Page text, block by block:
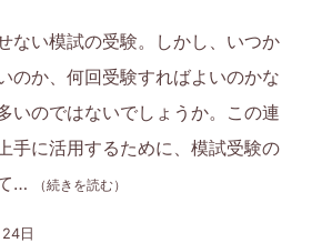
ない模試の受験。しかし、いつか
のか、何回受験すればよいのかな
いのではないでしょうか。この連
手に活用するために、模試受験の
…
（続きを読む）
日